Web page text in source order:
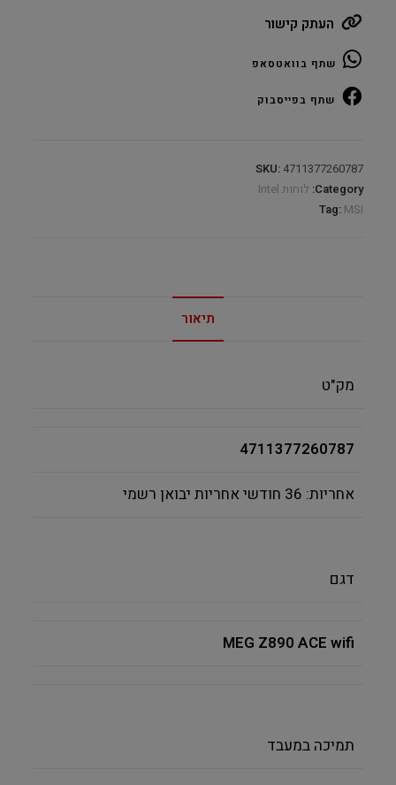
ACE
WIFI
DDR5
s1851
C
quantity
העתק קישור
שתף בוואטסאפ
שתף בפייסבוק
SKU: 4711377260787
Category: לוחות Intel
Tag: MSI
תיאור
מק"ט
4711377260787
אחריות: 36 חודשי אחריות יבואן רשמי
דגם
MEG Z890 ACE wifi
תמיכה במעבד